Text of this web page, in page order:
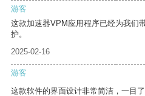
游客
这款加速器VPM应用程序已经为我们
护。
2025-02-16
游客
这款软件的界面设计非常简洁，一目了